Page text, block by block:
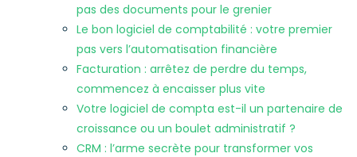
pas des documents pour le grenier
Le bon logiciel de comptabilité : votre premier
pas vers l’automatisation financière
Facturation : arrêtez de perdre du temps,
commencez à encaisser plus vite
Votre logiciel de compta est-il un partenaire de
croissance ou un boulet administratif ?
CRM : l’arme secrète pour transformer vos